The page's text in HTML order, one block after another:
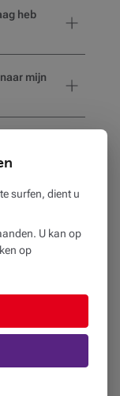
heb
mijn
voor
surfen, dient u
U kan op
op